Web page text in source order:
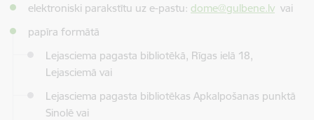
elektroniski parakstītu uz e-pastu: dome@gulbene.lv vai
papīra formātā
Lejasciema pagasta bibliotēkā, Rīgas ielā 18,
Lejasciemā vai
Lejasciema pagasta bibliotēkas Apkalpošanas punktā
Sinolē vai